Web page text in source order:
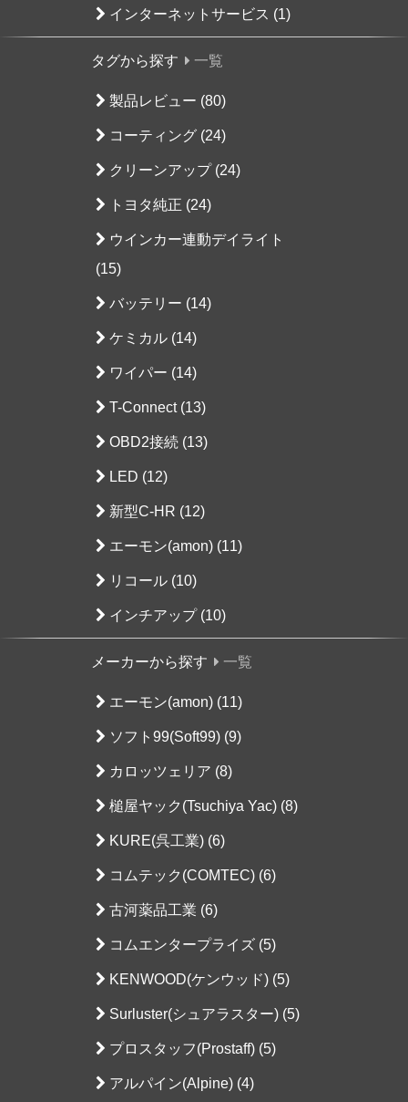
インターネットサービス (1)
タグから探す 一覧
製品レビュー (80)
コーティング (24)
クリーンアップ (24)
トヨタ純正 (24)
ウインカー連動デイライト
(15)
バッテリー (14)
ケミカル (14)
ワイパー (14)
T-Connect (13)
OBD2接続 (13)
LED (12)
新型C-HR (12)
エーモン(amon) (11)
リコール (10)
インチアップ (10)
メーカーから探す 一覧
エーモン(amon) (11)
ソフト99(Soft99) (9)
カロッツェリア (8)
槌屋ヤック(Tsuchiya Yac) (8)
KURE(呉工業) (6)
コムテック(COMTEC) (6)
古河薬品工業 (6)
コムエンタープライズ (5)
KENWOOD(ケンウッド) (5)
Surluster(シュアラスター) (5)
プロスタッフ(Prostaff) (5)
アルパイン(Alpine) (4)